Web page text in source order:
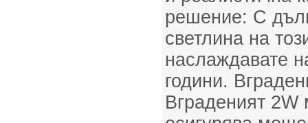
решение: С
светлина на
наслаждавате
години.
Вграденият 2W